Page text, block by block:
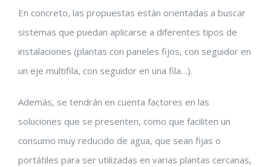
En concreto, las propuestas están orientadas a buscar
sistemas que puedan aplicarse a diferentes tipos de
instalaciones (plantas con paneles fijos, con seguidor en
un eje multifila, con seguidor en una fila…).
Además, se tendrán en cuenta factores en las
soluciones que se presenten, como que faciliten un
consumo muy reducido de agua, que sean fijas o
portátiles para ser utilizadas en varias plantas cercanas,